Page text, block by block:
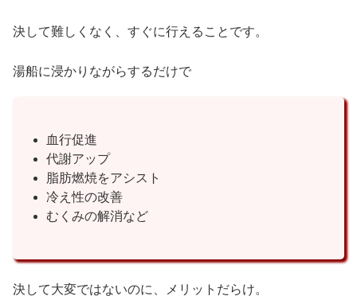
決して難しくなく、すぐに行えることです。
湯船に浸かりながらするだけで
血行促進
代謝アップ
脂肪燃焼をアシスト
冷え性の改善
むくみの解消など
決して大変ではないのに、メリットだらけ。